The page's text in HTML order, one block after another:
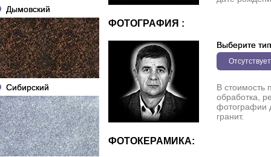
Дымовский
Сибирский
ФОТОГРАФИЯ :
Выберите тип
Отсутствует
В стоимость
обработка,
фотографии
гранит.
ФОТОКЕРАМИКА: